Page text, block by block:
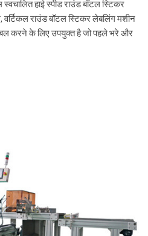
हाई स्पीड राउंड बॉटल स्टिकर
राउंड बॉटल स्टिकर लेबलिंग मशीन
करने के लिए उपयुक्त है जो पहले भरे और